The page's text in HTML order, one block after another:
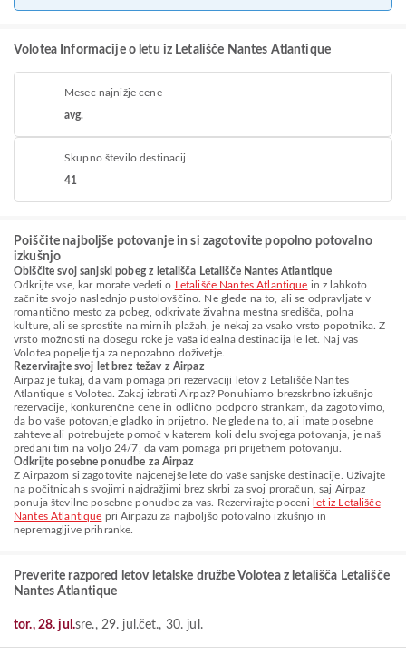
Volotea Informacije o letu iz Letališče Nantes Atlantique
Mesec najnižje cene
avg.
Skupno število destinacij
41
Poiščite najboljše potovanje in si zagotovite popolno potovalno
izkušnjo
Obiščite svoj sanjski pobeg z letališča Letališče Nantes Atlantique
Odkrijte vse, kar morate vedeti o Letališče Nantes Atlantique in z lahkoto
začnite svojo naslednjo pustolovščino. Ne glede na to, ali se odpravljate v
romantično mesto za pobeg, odkrivate živahna mestna središča, polna
kulture, ali se sprostite na mirnih plažah, je nekaj za vsako vrsto popotnika. Z
vrsto možnosti na dosegu roke je vaša idealna destinacija le let. Naj vas
Volotea popelje tja za nepozabno doživetje.
Rezervirajte svoj let brez težav z Airpaz
Airpaz je tukaj, da vam pomaga pri rezervaciji letov z Letališče Nantes
Atlantique s Volotea. Zakaj izbrati Airpaz? Ponuhiamo brezskrbno izkušnjo
rezervacije, konkurenčne cene in odlično podporo strankam, da zagotovimo,
da bo vaše potovanje gladko in prijetno. Ne glede na to, ali imate posebne
zahteve ali potrebujete pomoč v katerem koli delu svojega potovanja, je naš
predani tim na voljo 24/7, da vam pomaga pri prijetnem potovanju.
Odkrijte posebne ponudbe za Airpaz
Z Airpazom si zagotovite najcenejše lete do vaše sanjske destinacije. Uživajte
na počitnicah s svojimi najdražjimi brez skrbi za svoj proračun, saj Airpaz
ponuja številne posebne ponudbe za vas. Rezervirajte poceni
let iz Letališče
Nantes Atlantique pri Airpazu za najboljšo potovalno izkušnjo in
nepremagljive prihranke.
Preverite razpored letov letalske družbe Volotea z letališča Letališče
Nantes Atlantique
tor., 28. jul.sre., 29. jul.čet., 30. jul.